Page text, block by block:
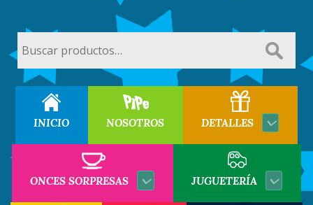
por:
INICIO NOSOTROS DETALLES
ONCES SORPRESAS JUGUETERÍA